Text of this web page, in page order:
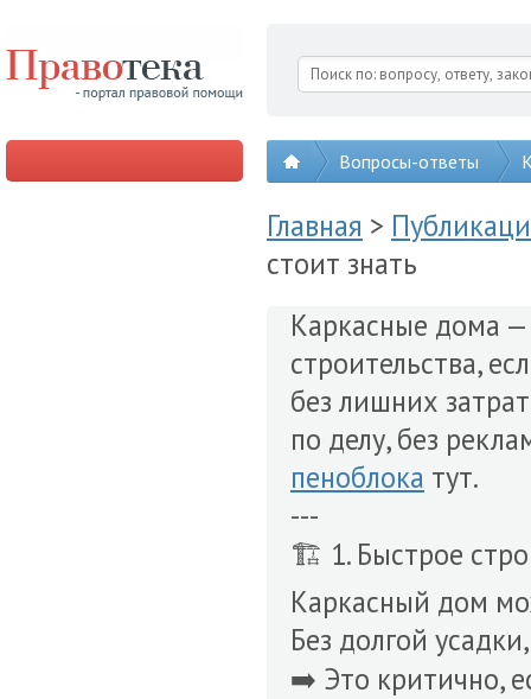
Вопросы-ответы
Главная >
стоит знать
Каркасные дома
строительства,
без лишних
по делу, без
пеноблока тут.
---
🏗 1. Быстрое
Каркасный дом
Без долгой
➡️ Это критично,